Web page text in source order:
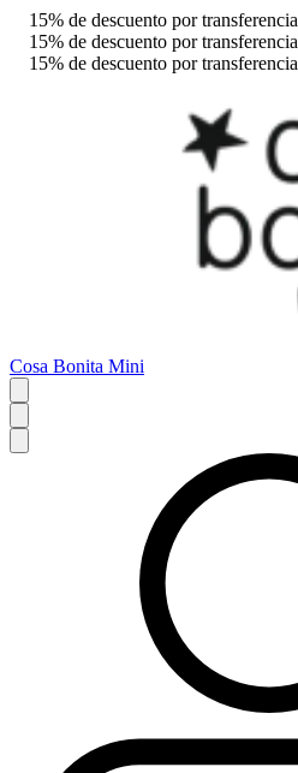
15% de descuento por transferencia
15% de descuento por transferencia
15% de descuento por transferencia
Cosa Bonita Mini